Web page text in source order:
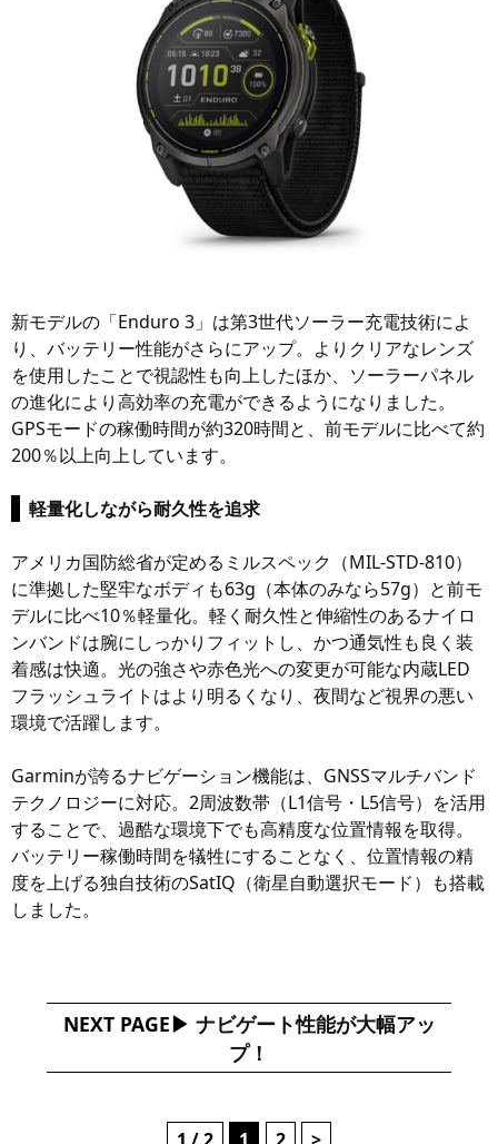
新モデルの「Enduro 3」は第3世代ソーラー充電技術によ
り、バッテリー性能がさらにアップ。よりクリアなレンズ
を使用したことで視認性も向上したほか、ソーラーパネル
の進化により高効率の充電ができるようになりました。
GPSモードの稼働時間が約320時間と、前モデルに比べて約
200％以上向上しています。
軽量化しながら耐久性を追求
アメリカ国防総省が定めるミルスペック（MIL-STD-810）
に準拠した堅牢なボディも63g（本体のみなら57g）と前モ
デルに比べ10％軽量化。軽く耐久性と伸縮性のあるナイロ
ンバンドは腕にしっかりフィットし、かつ通気性も良く装
着感は快適。光の強さや赤色光への変更が可能な内蔵LED
フラッシュライトはより明るくなり、夜間など視界の悪い
環境で活躍します。
Garminが誇るナビゲーション機能は、GNSSマルチバンド
テクノロジーに対応。2周波数帯（L1信号・L5信号）を活用
することで、過酷な環境下でも高精度な位置情報を取得。
バッテリー稼働時間を犠牲にすることなく、位置情報の精
度を上げる独自技術のSatIQ（衛星自動選択モード）も搭載
しました。
NEXT PAGE
ナビゲート性能が大幅アッ
プ！